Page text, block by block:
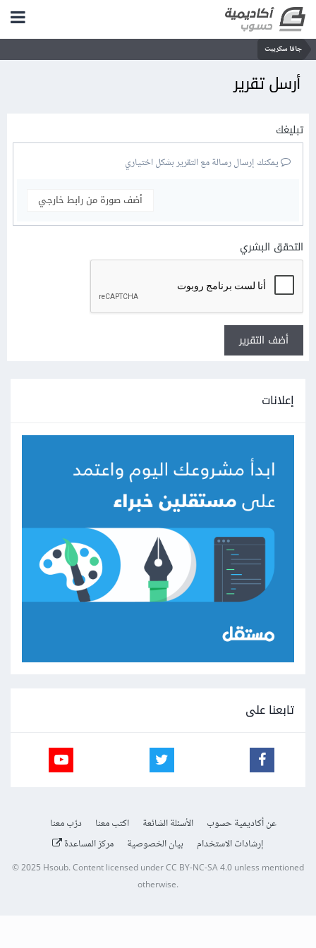
جافا سكريبت
أرسل تقرير
تبليغك
يمكنك إرسال رسالة مع التقرير بشكل اختياري
أضف صورة من رابط خارجي
التحقق البشري
أضف التقرير
إعلانات
تابعنا على
عن أكاديمية حسوب الأسئلة الشائعة اكتب معنا
درّب معنا
إرشادات الاستخدام
بيان الخصوصية مركز المساعدة
© 2025 Hsoub.Content licensed underCC BY-NC-SA 4.0unless mentioned
otherwise.